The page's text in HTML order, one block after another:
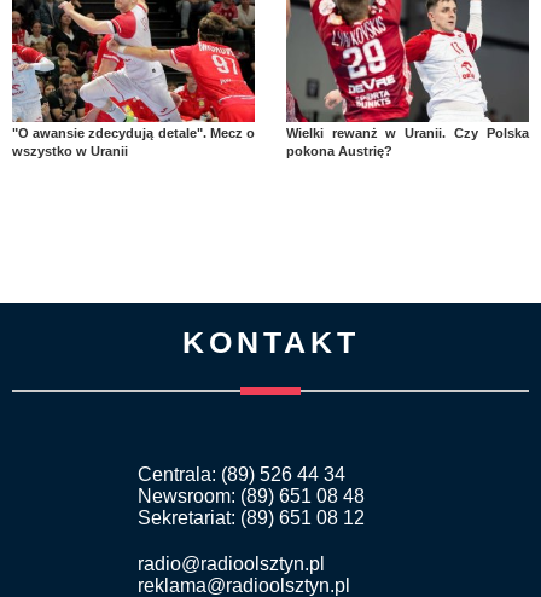
"O awansie zdecydują detale". Mecz o
wszystko w Uranii
Wielki rewanż w Uranii. Czy Polska
pokona Austrię?
KONTAKT
Centrala: (89) 526 44 34
Newsroom: (89) 651 08 48
Sekretariat: (89) 651 08 12
radio@radioolsztyn.pl
reklama@radioolsztyn.pl